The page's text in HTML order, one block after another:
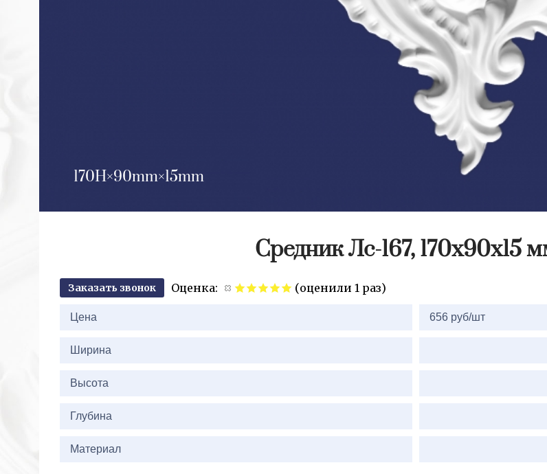
170H 90mm 15mm
Средник Лс-167, 170x90x15
Заказать звонок
Оценка:
(оценили 1 раз)
Цена 656 руб/шт
Ширина
Высота
Глубина
Материал